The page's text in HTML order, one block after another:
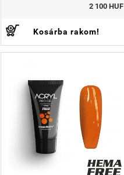
2 100 HUF
Kosárba rakom!